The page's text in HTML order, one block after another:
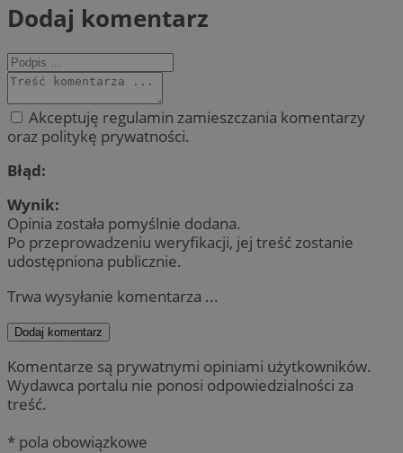
Dodaj komentarz
Akceptuję regulamin zamieszczania komentarzy
oraz politykę prywatności.
Błąd:
Wynik:
Opinia została pomyślnie dodana.
Po przeprowadzeniu weryfikacji, jej treść zostanie
udostępniona publicznie.
Trwa wysyłanie komentarza ...
Dodaj komentarz
Komentarze są prywatnymi opiniami użytkowników.
Wydawca portalu nie ponosi odpowiedzialności za
treść.
* pola obowiązkowe